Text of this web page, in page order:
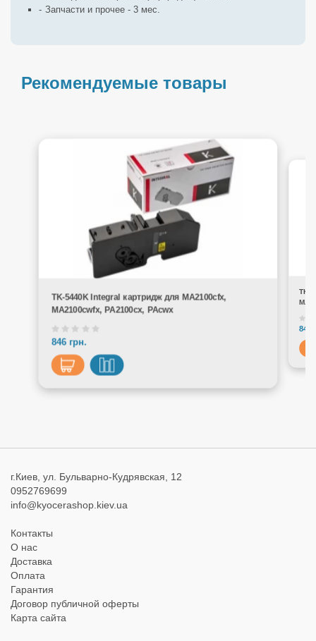
Запчасти и прочее - 3 мес.
Рекомендуемые товары
TK-5440K Integral картридж для MA2100cfx,
MA2100cwfx, PA2100cx, PAcwx
846 грн.
TK-
846
Контакты
О нас
Доставка
Оплата
Гарантия
Договор публичной оферты
Карта сайта
г.Киев, ул. Бульварно-Кудрявская, 12
0952769699
info@kyocerashop.kiev.ua